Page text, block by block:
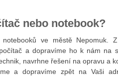
nebo notebook?
ve městě Nepomuk.
a dopravíme ho k nám na
navrhne řešení na opravu a
a dopravíme zpět na Vaši